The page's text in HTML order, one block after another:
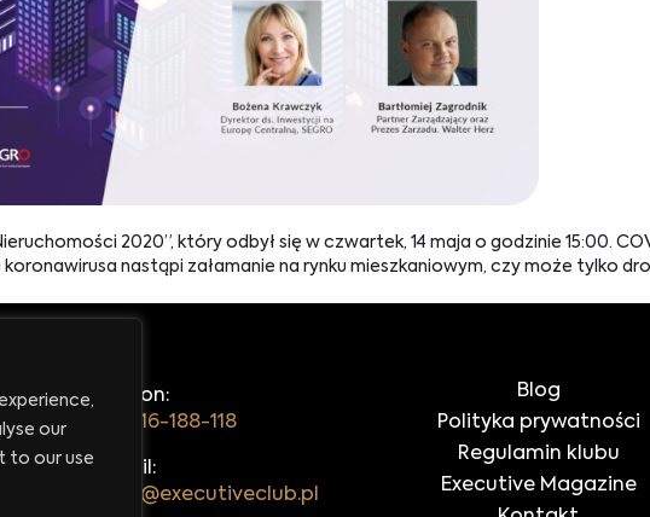
our
to our use
2020”, który odbył się w czwartek, 14 maja o godzinie 15:00.
nastąpi załamanie na rynku mieszkaniowym, czy może tylko
Telefon:
+48 516-188-118
E-mail:
biuro@executiveclub.pl
Blog
Polityka prywatności
Regulamin klubu
Executive Magazine